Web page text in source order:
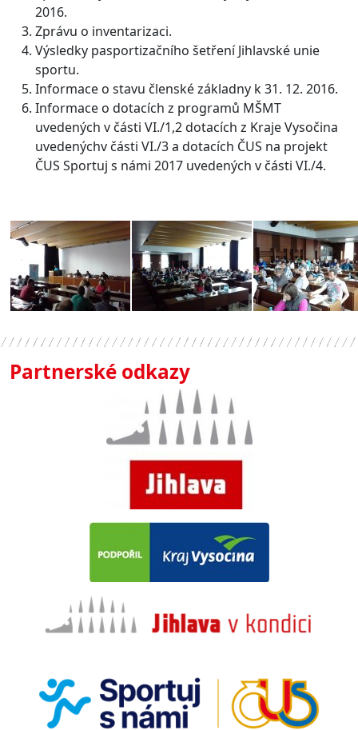
2016.
Zprávu o inventarizaci.
Výsledky pasportizačního šetření Jihlavské unie
sportu.
Informace o stavu členské základny k 31. 12. 2016.
Informace o dotacích z programů MŠMT
uvedených v části VI./1,2 dotacích z Kraje Vysočina
uvedenýchv části VI./3 a dotacích ČUS na projekt
ČUS Sportuj s námi 2017 uvedených v části VI./4.
Partnerské odkazy